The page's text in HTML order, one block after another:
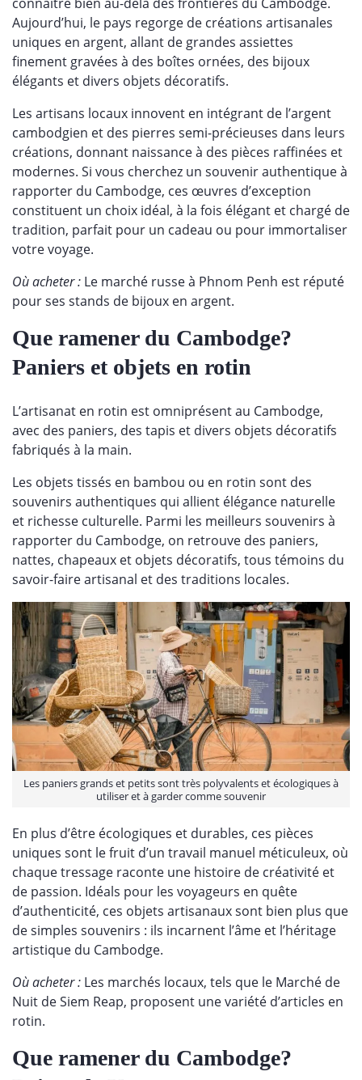
Aujourd’hui, le pays regorge de créations artisanales
uniques en argent, allant de grandes assiettes
finement gravées à des boîtes ornées, des bijoux
élégants et divers objets décoratifs.
Les artisans locaux innovent en intégrant de l’argent
cambodgien et des pierres semi-précieuses dans leurs
créations, donnant naissance à des pièces raffinées et
modernes. Si vous cherchez un souvenir authentique à
rapporter du Cambodge, ces œuvres d’exception
constituent un choix idéal, à la fois élégant et chargé de
tradition, parfait pour un cadeau ou pour immortaliser
votre voyage.
Où acheter : Le marché russe à Phnom Penh est réputé
pour ses stands de bijoux en argent.
Que ramener du Cambodge?
Paniers et objets en rotin
L’artisanat en rotin est omniprésent au Cambodge,
avec des paniers, des tapis et divers objets décoratifs
fabriqués à la main.
Les objets tissés en bambou ou en rotin sont des
souvenirs authentiques qui allient élégance naturelle
et richesse culturelle. Parmi les meilleurs souvenirs à
rapporter du Cambodge, on retrouve des paniers,
nattes, chapeaux et objets décoratifs, tous témoins du
savoir-faire artisanal et des traditions locales.
Les paniers grands et petits sont très polyvalents et écologiques à
utiliser et à garder comme souvenir
En plus d’être écologiques et durables, ces pièces
uniques sont le fruit d’un travail manuel méticuleux, où
chaque tressage raconte une histoire de créativité et
de passion. Idéals pour les voyageurs en quête
d’authenticité, ces objets artisanaux sont bien plus que
de simples souvenirs : ils incarnent l’âme et l’héritage
artistique du Cambodge.
Où acheter : Les marchés locaux, tels que le Marché de
Nuit de Siem Reap, proposent une variété d’articles en
rotin.
Que ramener du Cambodge?